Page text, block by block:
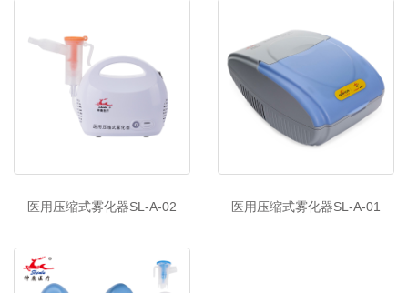
医用压缩式雾化器SL-A-02 医用压缩式雾化器SL-A-01